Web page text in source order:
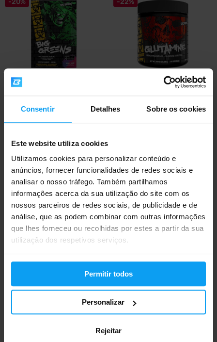
Consentir Detalhes Sobre os cookies
Este website utiliza cookies
Utilizamos cookies para personalizar conteúdo e
anúncios, fornecer funcionalidades de redes sociais e
analisar o nosso tráfego. Também partilhamos
informações acerca da sua utilização do site com os
nossos parceiros de redes sociais, de publicidade e de
análise, que as podem combinar com outras informações
que lhes forneceu ou recolhidas por estes a partir da sua
utilização dos respetivos serviços.
Permitir todos
Personalizar
Rejeitar
-20% -22%
14,49€ 18,49€
-19% -25%
EM STOCK